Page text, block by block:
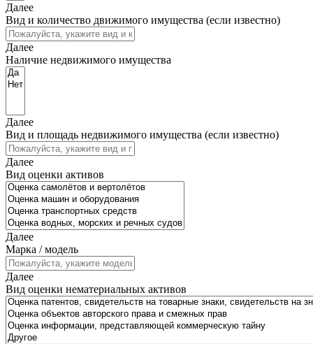
Далее
Вид и количество движимого имущества (если известно)
Далее
Наличие недвижимого имущества
Далее
Вид и площадь недвижимого имущества (если известно)
Далее
Вид оценки активов
Далее
Марка / модель
Далее
Вид оценки нематериальных активов